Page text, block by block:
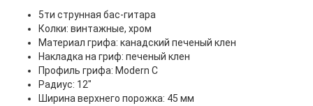
5ти струнная бас-гитара
Колки: винтажные, хром
Материал грифа: канадский печеный клен
Накладка на гриф: печеный клен
Профиль грифа: Modern C
Радиус: 12"
Ширина верхнего порожка: 45 мм